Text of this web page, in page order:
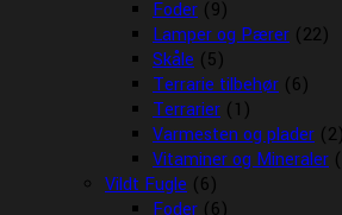
Foder (9)
Lamper og Pærer (22)
Skåle (5)
Terrarie tilbehør (6)
Terrarier (1)
Varmesten og plader (2)
Vitaminer og Mineraler
Vildt Fugle (6)
Foder (6)